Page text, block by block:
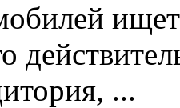
...